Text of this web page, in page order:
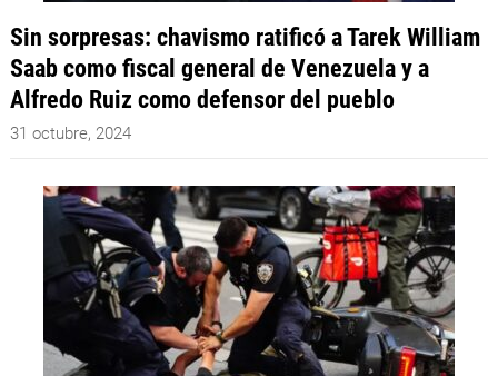
Sin sorpresas: chavismo ratificó a Tarek William
Saab como fiscal general de Venezuela y a
Alfredo Ruiz como defensor del pueblo
31 octubre, 2024